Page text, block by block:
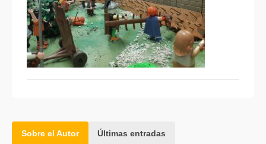
Sobre el Autor Últimas entradas